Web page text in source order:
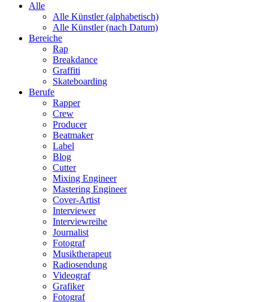
Alle
Alle Künstler (alphabetisch)
Alle Künstler (nach Datum)
Bereiche
Rap
Breakdance
Graffiti
Skateboarding
Berufe
Rapper
Crew
Producer
Beatmaker
Label
Blog
Cutter
Mixing Engineer
Mastering Engineer
Cover-Artist
Interviewer
Interviewreihe
Journalist
Fotograf
Musiktherapeut
Radiosendung
Videograf
Grafiker
Fotograf